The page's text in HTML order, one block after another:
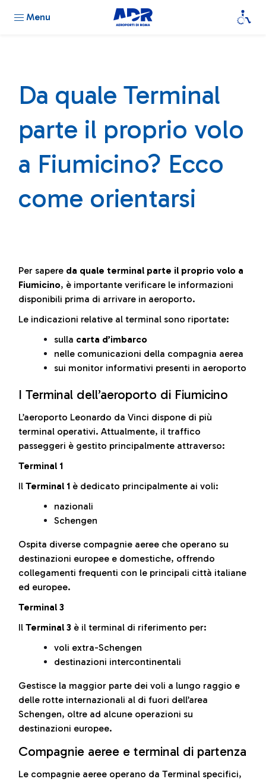
Menu
Da quale Terminal
parte il proprio volo
a Fiumicino? Ecco
come orientarsi
Per sapere da quale terminal parte il proprio volo a
Fiumicino, è importante verificare le informazioni
disponibili prima di arrivare in aeroporto.
Le indicazioni relative al terminal sono riportate:
sulla carta d’imbarco
nelle comunicazioni della compagnia aerea
sui monitor informativi presenti in aeroporto
I Terminal dell’aeroporto di Fiumicino
L’aeroporto Leonardo da Vinci dispone di più
terminal operativi. Attualmente, il traffico
passeggeri è gestito principalmente attraverso:
Terminal 1
Il Terminal 1 è dedicato principalmente ai voli:
nazionali
Schengen
Ospita diverse compagnie aeree che operano su
destinazioni europee e domestiche, offrendo
collegamenti frequenti con le principali città italiane
ed europee.
Terminal 3
Il Terminal 3 è il terminal di riferimento per:
voli extra-Schengen
destinazioni intercontinentali
Gestisce la maggior parte dei voli a lungo raggio e
delle rotte internazionali al di fuori dell’area
Schengen, oltre ad alcune operazioni su
destinazioni europee.
Compagnie aeree e terminal di partenza
Le compagnie aeree operano da Terminal specifici,